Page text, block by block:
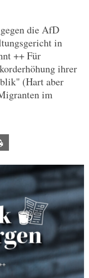
die AfD
in
++ Für
ihrer
(Hart aber
im